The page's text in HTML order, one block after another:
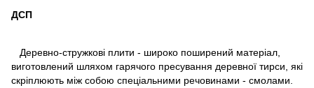
ДСП
Деревно-стружкові плити - широко поширений матеріал,
виготовлений шляхом гарячого пресування деревної тирси, які
скріплюють між собою спеціальними речовинами - смолами.